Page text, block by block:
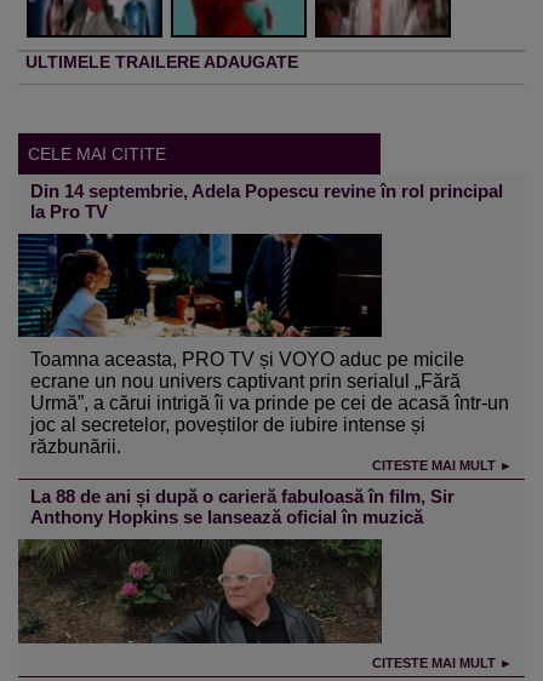
ULTIMELE TRAILERE ADAUGATE
CELE MAI CITITE
Din 14 septembrie, Adela Popescu revine în rol principal
la Pro TV
Toamna aceasta, PRO TV și VOYO aduc pe micile
ecrane un nou univers captivant prin serialul „Fără
Urmă”, a cărui intrigă îi va prinde pe cei de acasă într-un
joc al secretelor, poveștilor de iubire intense și
răzbunării.
CITESTE MAI MULT ►
La 88 de ani și după o carieră fabuloasă în film, Sir
Anthony Hopkins se lansează oficial în muzică
CITESTE MAI MULT ►